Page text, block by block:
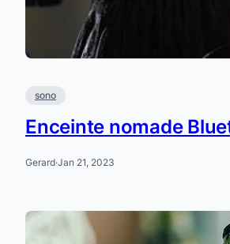
sono
Enceinte nomade
Gerard·Jan 21, 2023